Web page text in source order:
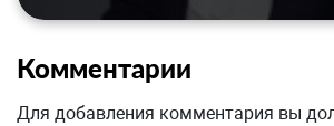
Комментарии
Для добавления комментария вы